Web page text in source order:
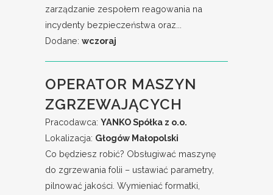
zarządzanie zespołem reagowania na
incydenty bezpieczeństwa oraz...
Dodane: wczoraj
OPERATOR MASZYN
ZGRZEWAJĄCYCH
Pracodawca: YANKO Spółka z o.o.
Lokalizacja: Głogów Małopolski
Co będziesz robić? Obsługiwać maszynę
do zgrzewania folii – ustawiać parametry,
pilnować jakości. Wymieniać formatki,